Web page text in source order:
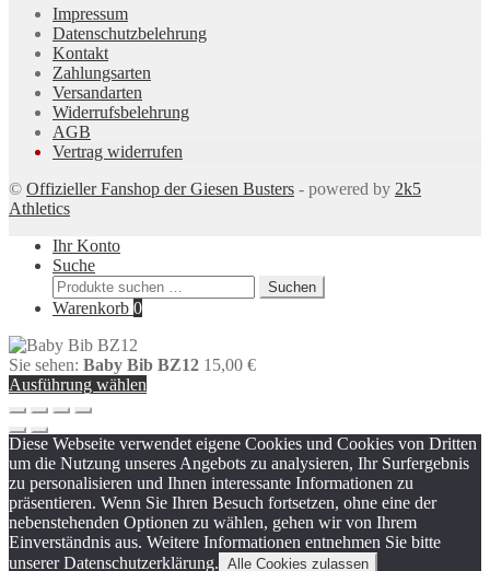
Impressum
Datenschutzbelehrung
Kontakt
Zahlungsarten
Versandarten
Widerrufsbelehrung
AGB
Vertrag widerrufen
© Offizieller Fanshop der Giesen Busters - powered by 2k5
Athletics
Ihr Konto
Suche
Suchen
nach:
Suchen
Warenkorb 0
Sie sehen: Baby Bib BZ12 15,00 €
Ausführung wählen
Diese Webseite verwendet eigene Cookies und Cookies von Dritten
um die Nutzung unseres Angebots zu analysieren, Ihr Surfergebnis
zu personalisieren und Ihnen interessante Informationen zu
präsentieren. Wenn Sie Ihren Besuch fortsetzen, ohne eine der
nebenstehenden Optionen zu wählen, gehen wir von Ihrem
Einverständnis aus. Weitere Informationen entnehmen Sie bitte
unserer Datenschutzerklärung. Alle Cookies zulassen